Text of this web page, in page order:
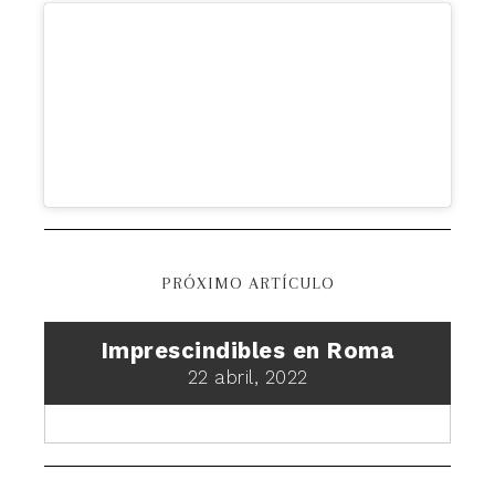
PRÓXIMO ARTÍCULO
Imprescindibles en Roma
22 abril, 2022